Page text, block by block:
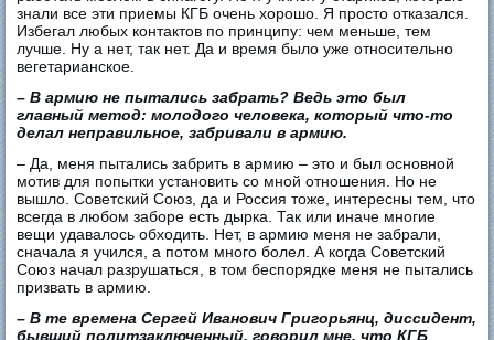
знали все эти приемы КГБ очень хорошо. Я просто отказался.
Избегал любых контактов по принципу: чем меньше, тем
лучше. Ну а нет, так нет. Да и время было уже относительно
вегетарианское.
– В армию не пытались забрать? Ведь это был
главный метод: молодого человека, который что-то
делал неправильное, забривали в армию.
– Да, меня пытались забрить в армию – это и был основной
мотив для попытки установить со мной отношения. Но не
вышло. Советский Союз, да и Россия тоже, интересны тем, что
всегда в любом заборе есть дырка. Так или иначе многие
вещи удавалось обходить. Нет, в армию меня не забрали,
сначала я учился, а потом много болел. А когда Советский
Союз начал разрушаться, в том беспорядке меня не пытались
призвать в армию.
– В те времена Сергей Иванович Григорьянц, диссидент,
бывший политзаключенный, говорил мне, что КГБ